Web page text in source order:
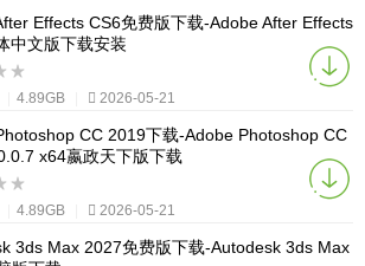
Effects CS6免费版下载-Adobe After Effects
中文版下载安装
4.89GB 2026-05-21
CC 2019下载-Adobe Photoshop CC
x64嬴政天下版下载
4.89GB 2026-05-21
3ds Max 2027免费版下载-Autodesk 3ds Max